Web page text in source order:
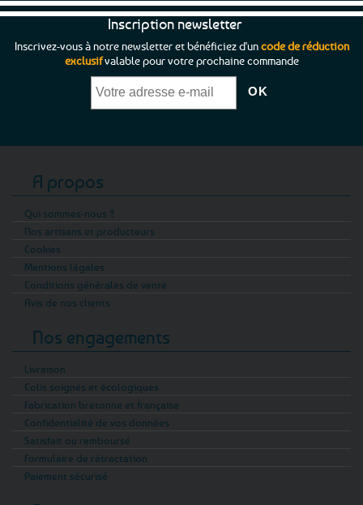
Inscription newsletter
Inscrivez-vous à notre newsletter et bénéficiez d'uncode de réduction
exclusifvalable pour votre prochaine commande
A propos
Qui sommes-nous ?
Nos artisans et producteurs
Cookies
Mentions légales
Conditions générales de vente
Avis de nos clients
Nos engagements
Livraison
Colis soignés et écologiques
Fabrication bretonne et française
Confidentialité de vos données
Satisfait ou remboursé
Formulaire de rétractation
Paiement sécurisé